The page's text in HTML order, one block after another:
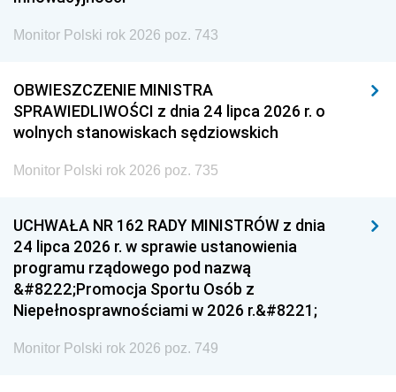
Monitor Polski rok 2026 poz. 743
OBWIESZCZENIE MINISTRA
SPRAWIEDLIWOŚCI z dnia 24 lipca 2026 r. o
wolnych stanowiskach sędziowskich
Monitor Polski rok 2026 poz. 735
UCHWAŁA NR 162 RADY MINISTRÓW z dnia
24 lipca 2026 r. w sprawie ustanowienia
programu rządowego pod nazwą
&#8222;Promocja Sportu Osób z
Niepełnosprawnościami w 2026 r.&#8221;
Monitor Polski rok 2026 poz. 749